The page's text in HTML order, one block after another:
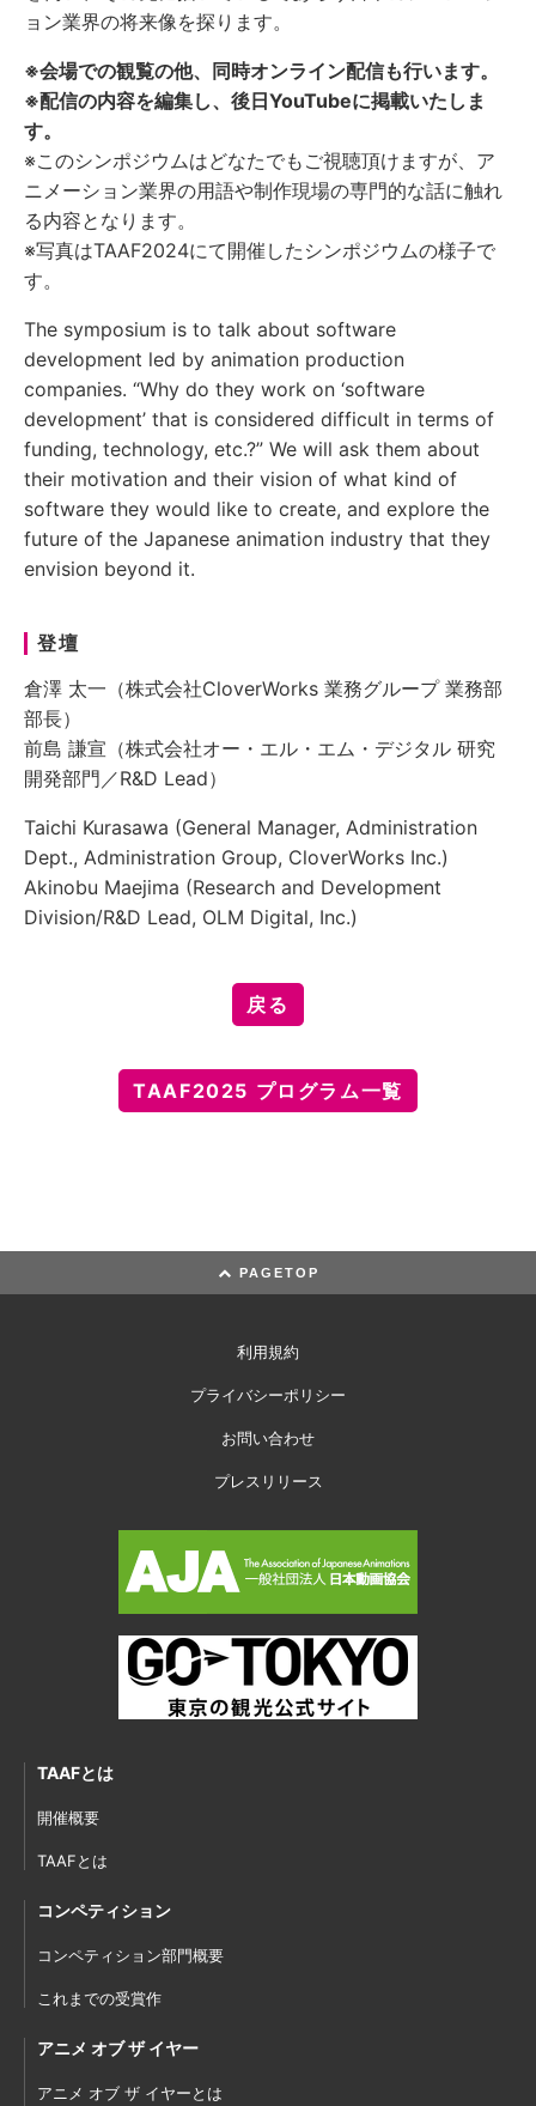
ョン業界の将来像を探ります。
※会場での観覧の他、同時オンライン配信も行います。
※配信の内容を編集し、後日YouTubeに掲載いたしま
す。
※このシンポジウムはどなたでもご視聴頂けますが、ア
ニメーション業界の用語や制作現場の専門的な話に触れ
る内容となります。
※写真はTAAF2024にて開催したシンポジウムの様子で
す。
The symposium is to talk about software
development led by animation production
companies. “Why do they work on ‘software
development’ that is considered difficult in terms of
funding, technology, etc.?” We will ask them about
their motivation and their vision of what kind of
software they would like to create, and explore the
future of the Japanese animation industry that they
envision beyond it.
登壇
倉澤 太一（株式会社CloverWorks 業務グループ 業務部
部長）
前島 謙宣（株式会社オー・エル・エム・デジタル 研究
開発部門／R&D Lead）
Taichi Kurasawa (General Manager, Administration
Dept., Administration Group, CloverWorks Inc.)
Akinobu Maejima (Research and Development
Division/R&D Lead, OLM Digital, Inc.)
戻る
TAAF2025 プログラム一覧
PAGETOP
利用規約
プライバシーポリシー
お問い合わせ
プレスリリース
TAAFとは
開催概要
TAAFとは
コンペティション
コンペティション部門概要
これまでの受賞作
アニメ オブ ザ イヤー
アニメ オブ ザ イヤーとは